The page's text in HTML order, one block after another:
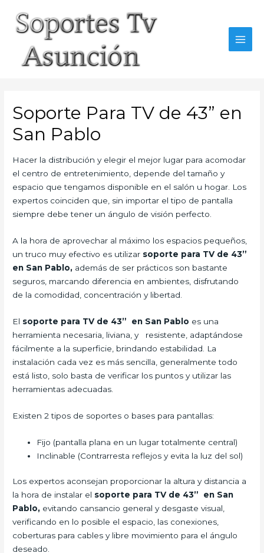
content
Soporte Para TV de 43” en
San Pablo
Hacer la distribución y elegir el mejor lugar para acomodar
el centro de entretenimiento, depende del tamaño y
espacio que tengamos disponible en el salón u hogar. Los
expertos coinciden que, sin importar el tipo de pantalla
siempre debe tener un ángulo de visión perfecto.
A la hora de aprovechar al máximo los espacios pequeños,
un truco muy efectivo es utilizar soporte para TV de 43”
en San Pablo, además de ser prácticos son bastante
seguros, marcando diferencia en ambientes, disfrutando
de la comodidad, concentración y libertad.
El soporte para TV de 43” en San Pablo es una
herramienta necesaria, liviana, y resistente, adaptándose
fácilmente a la superficie, brindando estabilidad. La
instalación cada vez es más sencilla, generalmente todo
está listo, solo basta de verificar los puntos y utilizar las
herramientas adecuadas.
Existen 2 tipos de soportes o bases para pantallas:
Fijo (pantalla plana en un lugar totalmente central)
Inclinable (Contrarresta reflejos y evita la luz del sol)
Los expertos aconsejan proporcionar la altura y distancia a
la hora de instalar el soporte para TV de 43” en San
Pablo, evitando cansancio general y desgaste visual,
verificando en lo posible el espacio, las conexiones,
coberturas para cables y libre movimiento para el ángulo
deseado.